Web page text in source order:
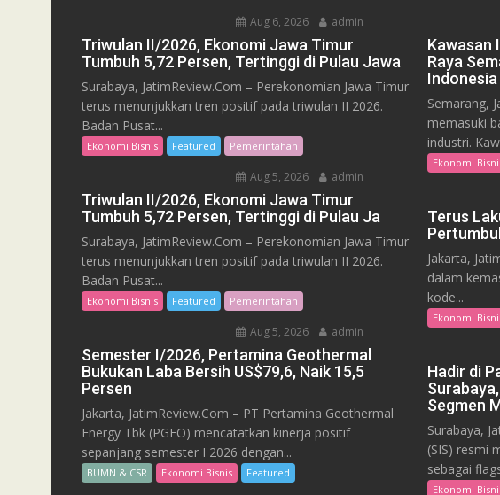
Aug 6, 2026 admin
Triwulan II/2026, Ekonomi Jawa Timur
Tumbuh 5,72 Persen, Tertinggi di Pulau Jawa
Surabaya, JatimReview.Com – Perekonomian Jawa Timur
terus menunjukkan tren positif pada triwulan II 2026.
Badan Pusat...
Ekonomi Bisnis Featured Pemerintahan
Aug 5, 2026 admin
Triwulan II/2026, Ekonomi Jawa Timur
Tumbuh 5,72 Persen, Tertinggi di Pulau Ja
Surabaya, JatimReview.Com – Perekonomian Jawa Timur
terus menunjukkan tren positif pada triwulan II 2026.
Badan Pusat...
Ekonomi Bisnis Featured Pemerintahan
Aug 5, 2026 admin
Semester I/2026, Pertamina Geothermal
Bukukan Laba Bersih US$79,6, Naik 15,5
Persen
Jakarta, JatimReview.Com – PT Pertamina Geothermal
Energy Tbk (PGEO) mencatatkan kinerja positif
sepanjang semester I 2026 dengan...
BUMN & CSR Ekonomi Bisnis Featured
Kawasan
Raya
Indonesia
Semarang,
memasuki
industri.
Ekonomi
Terus
Jakarta,
dalam
kode...
Ekonomi
Hadir di
Segmen
Surabaya,
(SIS) resmi
sebagai
Ekonomi